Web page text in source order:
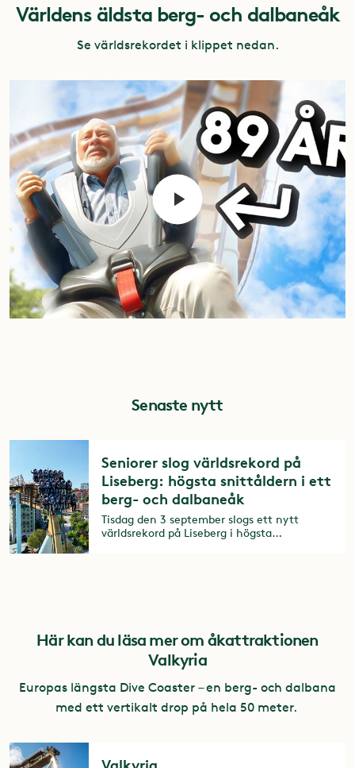
Världens äldsta berg- och dalbaneåk
Se världsrekordet i klippet nedan.
Senaste nytt
Seniorer slog världsrekord på
Liseberg: högsta snittåldern i ett
berg- och dalbaneåk
Tisdag den 3 september slogs ett nytt
världsrekord på Liseberg i högsta
Här kan du läsa mer om åkattraktionen
Valkyria
Europas längsta Dive Coaster – en berg- och dalbana
med ett vertikalt drop på hela 50 meter.